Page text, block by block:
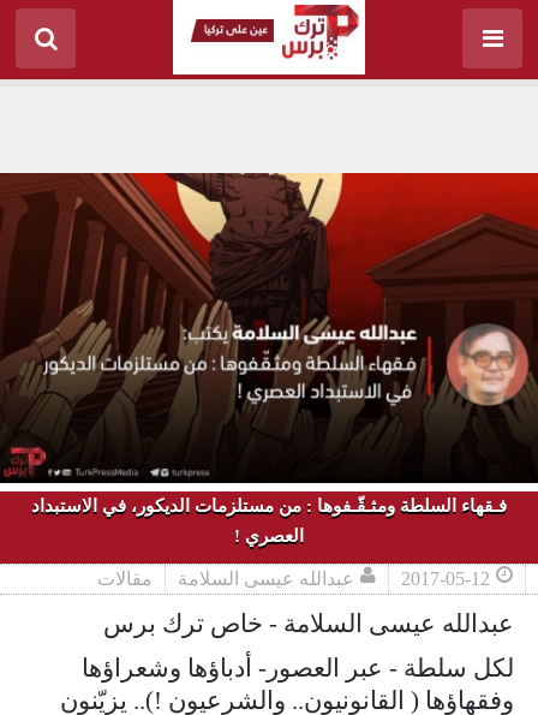
فـقهاء السلطة ومثـقّـفوها : من مستلزمات الديكور، في الاستبداد
العصري !
2017-05-12 عبدالله عيسى السلامة مقالات
عبدالله عيسى السلامة - خاص ترك برس
لكل سلطة - عبر العصور- أدباؤها وشعراؤها
وفقهاؤها ( القانونيون.. والشرعيون !).. يزيّنون